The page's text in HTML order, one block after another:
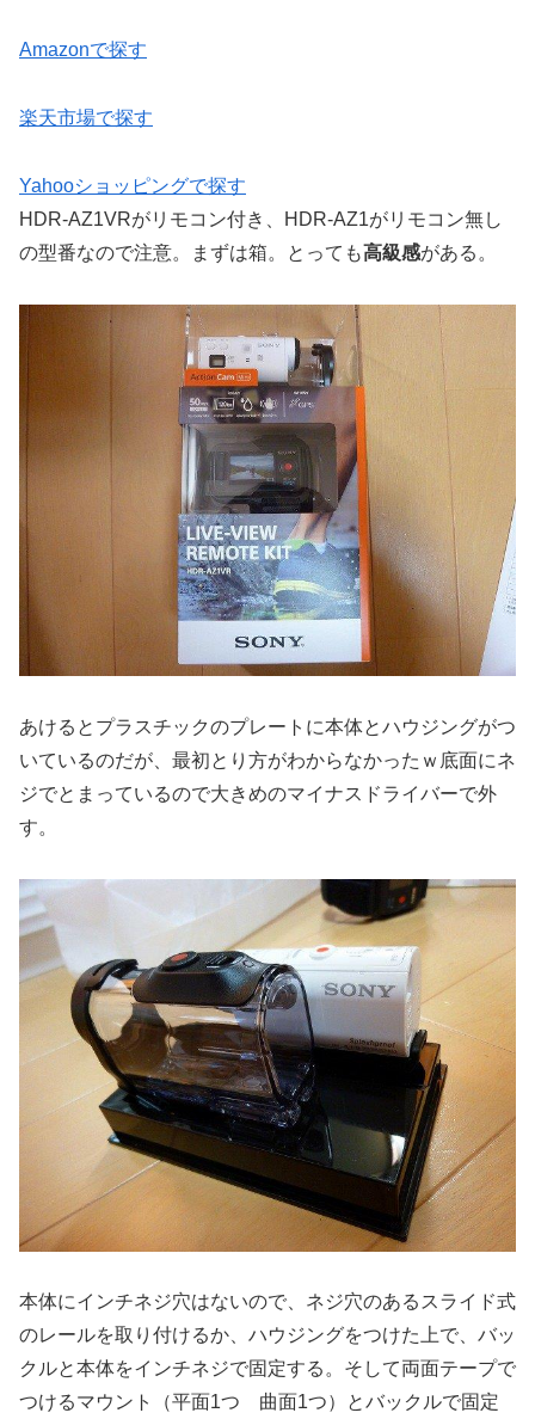
Amazonで探す
楽天市場で探す
Yahooショッピングで探す
HDR-AZ1VRがリモコン付き、HDR-AZ1がリモコン無し
の型番なので注意。まずは箱。とっても高級感がある。
あけるとプラスチックのプレートに本体とハウジングがつ
いているのだが、最初とり方がわからなかったｗ底面にネ
ジでとまっているので大きめのマイナスドライバーで外
す。
本体にインチネジ穴はないので、ネジ穴のあるスライド式
のレールを取り付けるか、ハウジングをつけた上で、バッ
クルと本体をインチネジで固定する。そして両面テープで
つけるマウント（平面1つ 曲面1つ）とバックルで固定